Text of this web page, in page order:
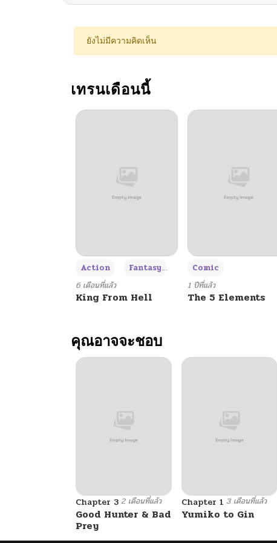
ยังไม่มีความคิดเห็น
เทรนเดือนนี้
Action Fantasy
6 เดือนที่แล้ว
King From Hell
Comic
1 ปีที่แล้ว
The 5 Elements
คุณอาจจะชอบ
Chapter 3 2 เดือนที่แล้ว
Good Hunter & Bad
Prey
Chapter 1 3 เดือนที่แล้ว
Yumiko to Gin